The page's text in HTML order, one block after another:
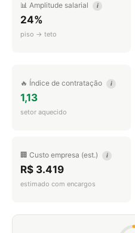
📊 Amplitude salarial i
24%
piso → teto
🔥 Índice de contratação i
1,13
setor aquecido
🏢 Custo empresa (est.) i
R$ 3.419
estimado com encargos